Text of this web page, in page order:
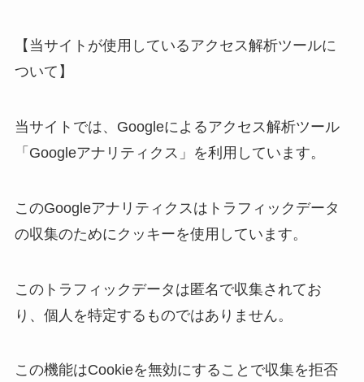
【当サイトが使用しているアクセス解析ツールに
ついて】
当サイトでは、Googleによるアクセス解析ツール
「Googleアナリティクス」を利用しています。
このGoogleアナリティクスはトラフィックデータ
の収集のためにクッキーを使用しています。
このトラフィックデータは匿名で収集されてお
り、個人を特定するものではありません。
この機能はCookieを無効にすることで収集を拒否